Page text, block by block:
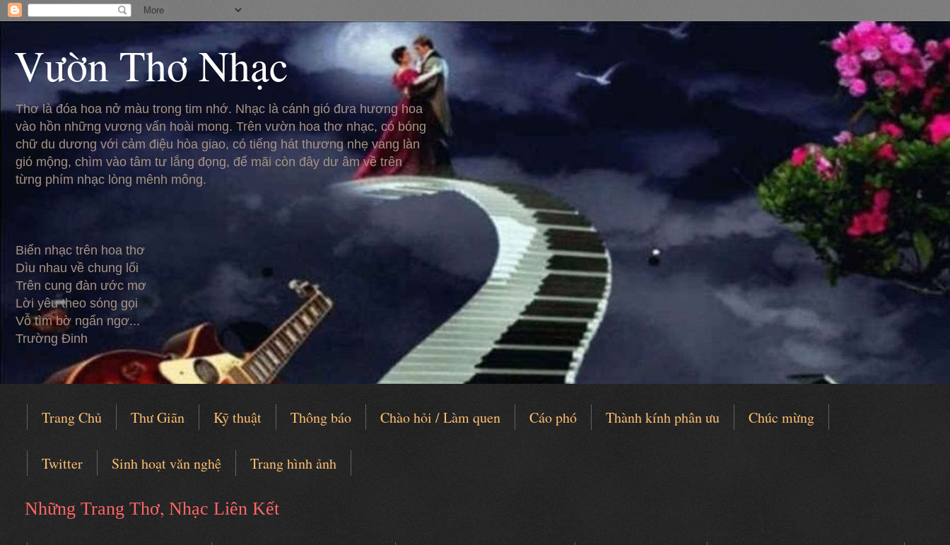
Vườn Thơ Nhạc
Thơ là đóa hoa nở màu trong tim nhớ. Nhạc là cánh gió đưa hương hoa
vào hồn những vương vấn hoài mong. Trên vườn hoa thơ nhạc, có bóng
chữ du dương với cảm điệu hòa giao, có tiếng hát thương nhẹ vang làn
gió mộng, chìm vào tâm tư lắng đọng, để mãi còn đây dư âm về trên
từng phím nhạc lòng mênh mông.
Biển nhạc trên hoa thơ
Dìu nhau về chung lối
Trên cung đàn ước mơ
Lời yêu theo sóng gọi
Vỗ tìm bờ ngẩn ngơ...
Trường Đinh
Trang Chủ Thư Giãn Kỹ thuật Thông báo Chào hỏi / Làm quen Cáo phó Thành kính phân ưu Chúc mừng
Twitter Sinh hoạt văn nghệ Trang hình ảnh
Những Trang Thơ, Nhạc Liên Kết